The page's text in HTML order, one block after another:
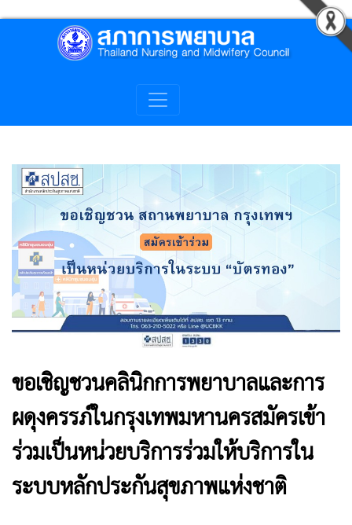
ขอเชิญชวนคลินิกการพยาบาลและการ
ผดุงครรภ์ในกรุงเทพมหานครสมัครเข้า
ร่วมเป็นหน่วยบริการร่วมให้บริการใน
ระบบหลักประกันสุขภาพแห่งชาติ